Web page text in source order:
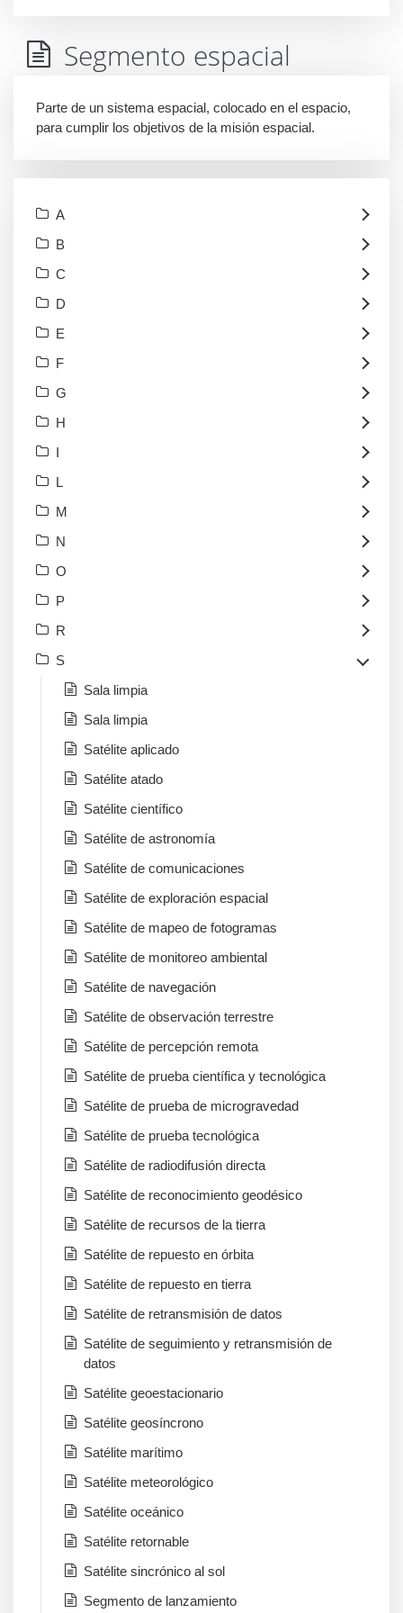
Segmento espacial
Parte de un sistema espacial, colocado en el espacio,
para cumplir los objetivos de la misión espacial.
A
B
C
D
E
F
G
H
I
L
M
N
O
P
R
S
Sala limpia
Sala limpia
Satélite aplicado
Satélite atado
Satélite científico
Satélite de astronomía
Satélite de comunicaciones
Satélite de exploración espacial
Satélite de mapeo de fotogramas
Satélite de monitoreo ambiental
Satélite de navegación
Satélite de observación terrestre
Satélite de percepción remota
Satélite de prueba científica y tecnológica
Satélite de prueba de microgravedad
Satélite de prueba tecnológica
Satélite de radiodifusión directa
Satélite de reconocimiento geodésico
Satélite de recursos de la tierra
Satélite de repuesto en órbita
Satélite de repuesto en tierra
Satélite de retransmisión de datos
Satélite de seguimiento y retransmisión de
datos
Satélite geoestacionario
Satélite geosíncrono
Satélite marítimo
Satélite meteorológico
Satélite oceánico
Satélite retornable
Satélite sincrónico al sol
Segmento de lanzamiento